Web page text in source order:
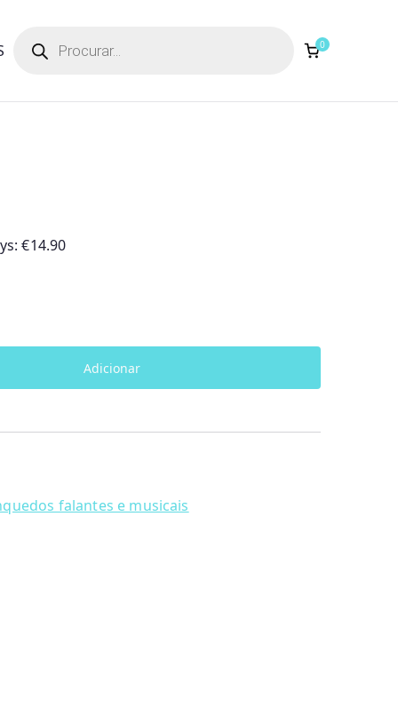
search 0
€14.90
Adicionar
falantes e musicais